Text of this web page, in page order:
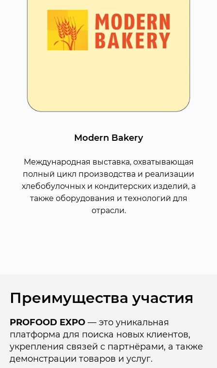
Modern Bakery
Международная выставка, охватывающая
полный цикл производства и реализации
хлебобулочных и кондитерских изделий, а
также оборудования и технологий для
отрасли.
Преимущества участия
PROFOOD EXPO — это уникальная
платформа для поиска новых клиентов,
укрепления связей с партнёрами, а также
демонстрации товаров и услуг.